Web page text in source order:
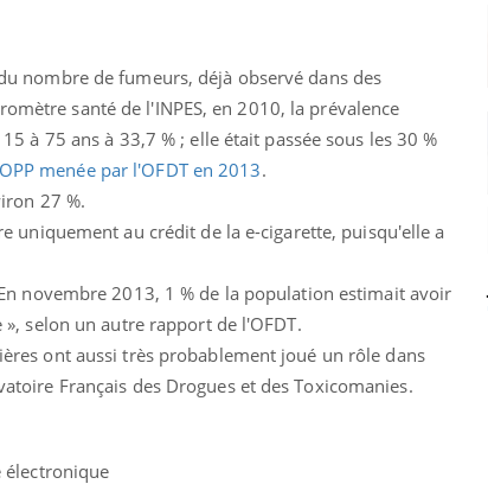
nombre de fumeurs, déjà observé dans des
santé de l'INPES, en 2010, la prévalence
à 75 ans à 33,7 % ; elle était passée sous les 30 %
menée par l'OFDT en 2013.
27 %.
uniquement au crédit de la e-cigarette, puisqu'elle a
novembre 2013, 1 % de la population estimait avoir
selon un autre rapport de l'OFDT.
ont aussi très probablement joué un rôle dans
Français des Drogues et des Toxicomanies.
électronique